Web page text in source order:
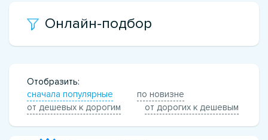
Онлайн-подбор
Отобразить:
сначала популярные
по новизне
от дешевых к дорогим
от дорогих к дешевым